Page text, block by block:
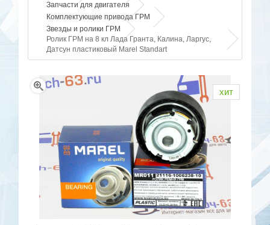
Запчасти для двигателя
Комплектующие привода ГРМ
Звезды и ролики ГРМ
Ролик ГРМ на 8 кл Лада Гранта, Калина, Ларгус,
Датсун пластиковый Marel Standart
хит